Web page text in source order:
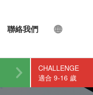
聯絡我們
CHALLENGE
適合 9-16 歲